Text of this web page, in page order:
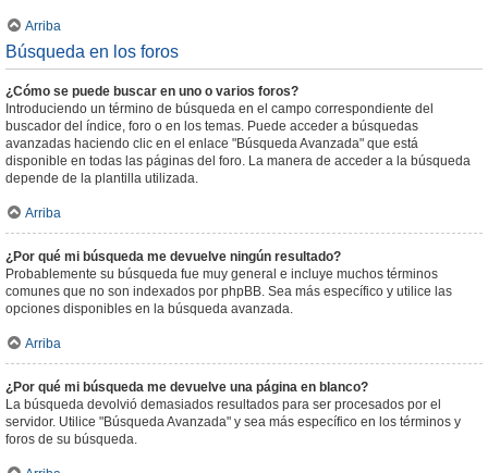
Arriba
Búsqueda en los foros
¿Cómo se puede buscar en uno o varios foros?
Introduciendo un término de búsqueda en el campo correspondiente del
buscador del índice, foro o en los temas. Puede acceder a búsquedas
avanzadas haciendo clic en el enlace "Búsqueda Avanzada" que está
disponible en todas las páginas del foro. La manera de acceder a la búsqueda
depende de la plantilla utilizada.
Arriba
¿Por qué mi búsqueda me devuelve ningún resultado?
Probablemente su búsqueda fue muy general e incluye muchos términos
comunes que no son indexados por phpBB. Sea más específico y utilice las
opciones disponibles en la búsqueda avanzada.
Arriba
¿Por qué mi búsqueda me devuelve una página en blanco?
La búsqueda devolvió demasiados resultados para ser procesados por el
servidor. Utilice "Búsqueda Avanzada" y sea más específico en los términos y
foros de su búsqueda.